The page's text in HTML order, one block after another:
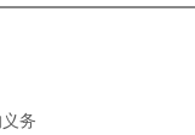
务